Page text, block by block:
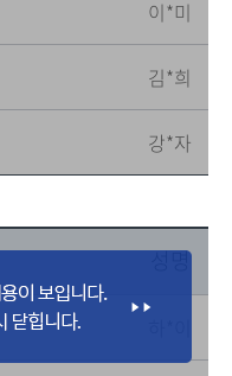
이*미
김*희
강*자
성명